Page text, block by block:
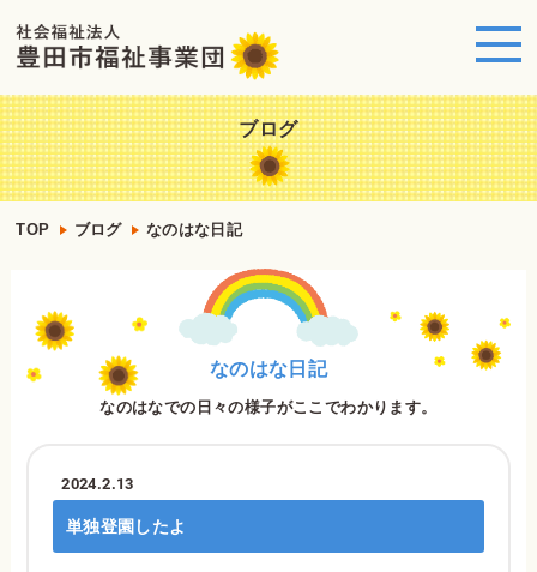
ブログ
TOP ブログ なのはな日記
なのはな日記
なのはなでの日々の様子がここでわかります。
2024.2.13
単独登園したよ